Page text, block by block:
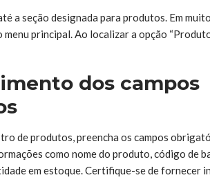
a seção designada para produtos. Em
principal. Ao localizar a opção
dos campos
de produtos, preencha os campos
como nome do produto, código de
em estoque. Certifique-se de fornecer